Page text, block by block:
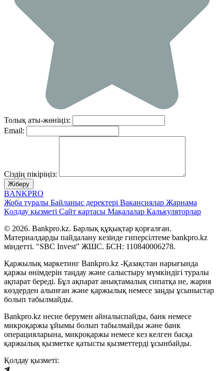
Толық аты-жөніңіз:
Email:
Сіздің пікіріңіз:
Жіберу
BANKPRO
Жоба туралы Байланыс деректері Вакансиялар Жарнама
Қолдау қызметі Сайт картасы Мақалалар Калькуляторлар
© 2026. Bankpro.kz. Барлық құқықтар қорғалған.
Материалдарды пайдалану кезінде гиперсілтеме bankpro.kz
міндетті. "SBC Invest" ЖШС. БСН: 110840006278.
Қаржылық маркетинг Bankpro.kz -Қазақстан нарығында
қаржы өнімдерін таңдау және салыстыру мүмкіндігі туралы
ақпарат береді. Бұл ақпарат анықтамалық сипатқа ие, жария
көздерден алынған және қаржылық немесе заңды ұсыныстар
болып табылмайды.
Bankpro.kz несие берумен айналыспайды, банк немесе
микроқаржы ұйымы болып табылмайды және банк
операцияларына, микроқаржы немесе кез келген басқа
қаржылық қызметке қатысты қызметтерді ұсынбайды.
Қолдау қызметі: